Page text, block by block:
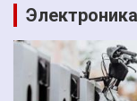
Электроника